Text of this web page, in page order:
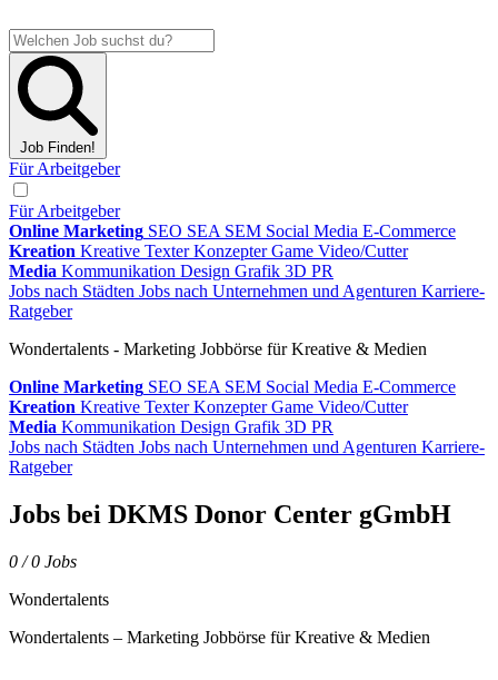
Job Finden!
Für Arbeitgeber
Für Arbeitgeber
Online Marketing SEO SEA SEM Social Media E-Commerce
Kreation Kreative TexterKonzepterGame Video/Cutter
Media Kommunikation Design Grafik 3D PR
Jobs nach Städten Jobs nach Unternehmen und Agenturen Karriere-
Ratgeber
Wondertalents - Marketing Jobbörse für Kreative & Medien
Online Marketing SEO SEA SEM Social Media E-Commerce
Kreation Kreative TexterKonzepterGame Video/Cutter
Media Kommunikation Design Grafik 3D PR
Jobs nach Städten Jobs nach Unternehmen und Agenturen Karriere-
Ratgeber
Jobs bei DKMS Donor Center gGmbH
0 / 0 Jobs
Wondertalents
Wondertalents – Marketing Jobbörse für Kreative & Medien